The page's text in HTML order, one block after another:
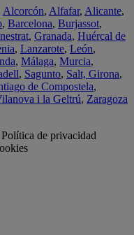
Alcorcón, Alfafar, Alicante,
, Barcelona, Burjassot,
, Granada, Huércal de
, Lanzarote, León,
, Málaga, Murcia,
, Sagunto, Salt, Girona,
de Compostela,
i la Geltrú, Zaragoza
Política de privacidad